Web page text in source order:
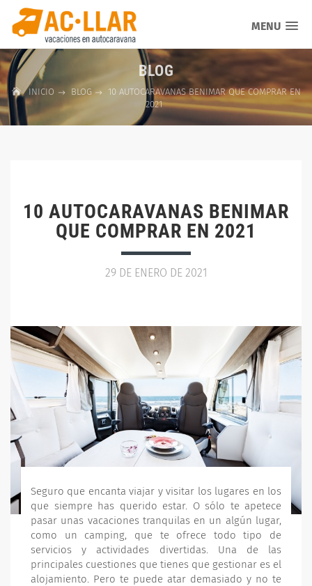
MENU
BLOG
INICIO BLOG
10 AUTOCARAVANAS BENIMAR QUE COMPRAR EN
2021
10 AUTOCARAVANAS BENIMAR
QUE COMPRAR EN 2021
29 DE ENERO DE 2021
Seguro que encanta viajar y visitar los lugares en los
que siempre has querido estar. O sólo te apetece
pasar unas vacaciones tranquilas en un algún lugar,
como un camping, que te ofrece todo tipo de
servicios y actividades divertidas. Una de las
principales cuestiones que tienes que gestionar es el
alojamiento. Pero te puede atar demasiado y no te